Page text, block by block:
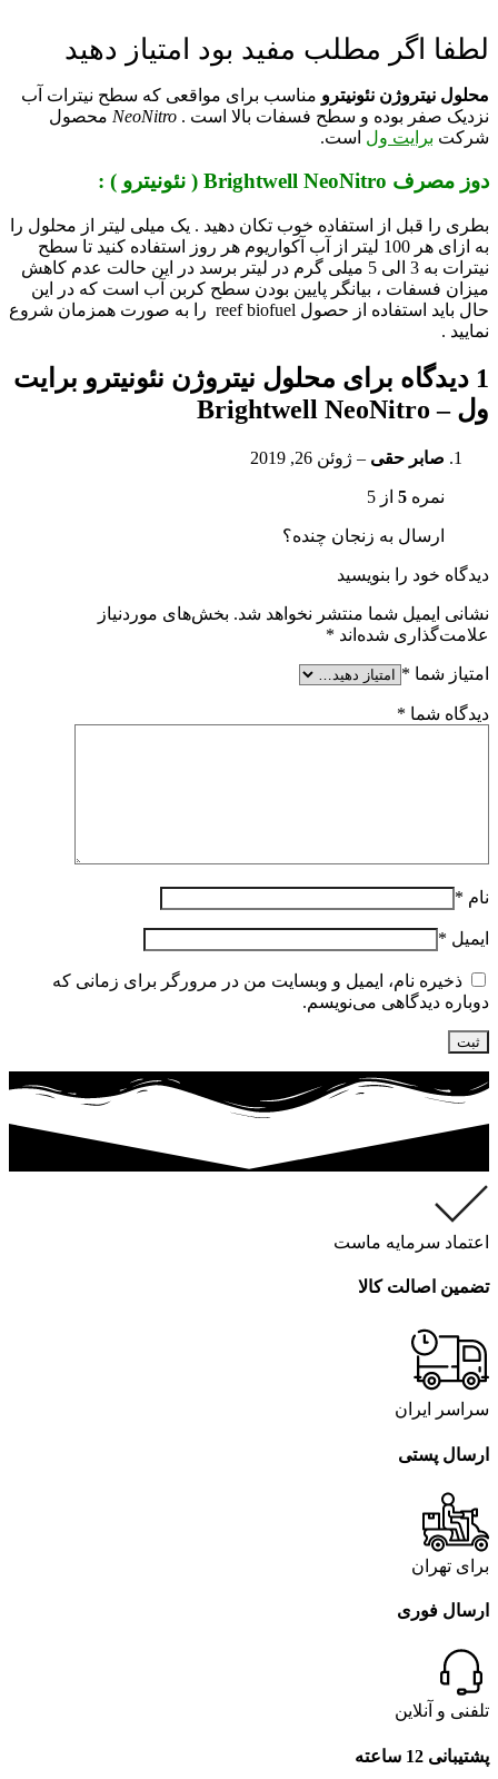
لطفا اگر مطلب مفید بود امتیاز دهید
محلول نیتروژن نئونیترو مناسب برای مواقعی که سطح نیترات آب
نزدیک صفر بوده و سطح فسفات بالا است . NeoNitro محصول
شرکت برایت ول است.
دوز مصرف Brightwell NeoNitro ( نئونیترو ) :
بطری را قبل از استفاده خوب تکان دهید . یک میلی لیتر از محلول را
به ازای هر 100 لیتر از آب آکواریوم هر روز استفاده کنید تا سطح
نیترات به 3 الی 5 میلی گرم در لیتر برسد در این حالت عدم کاهش
میزان فسفات ، بیانگر پایین بودن سطح کربن آب است که در این
حال باید استفاده از حصول reef biofuel را به صورت همزمان شروع
نمایید .
1 دیدگاه برای
محلول نیتروژن نئونیترو برایت
ول – Brightwell NeoNitro
صابر حقی – ژوئن 26, 2019
نمره 5 از 5
ارسال به زنجان چنده؟
دیدگاه خود را بنویسید
نشانی ایمیل شما منتشر نخواهد شد. بخش‌های موردنیاز
علامت‌گذاری شده‌اند *
امتیاز شما *
دیدگاه شما *
نام *
ایمیل *
ذخیره نام، ایمیل و وبسایت من در مرورگر برای زمانی که
دوباره دیدگاهی می‌نویسم.
اعتماد سرمایه ماست
تضمین اصالت کالا
سراسر ایران
ارسال پستی
برای تهران
ارسال فوری
تلفنی و آنلاین
پشتیبانی 12 ساعته